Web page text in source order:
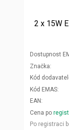
2 x 15W
Dostupnost
Značka
Kód
Kód EMAS
EAN
Cena po
Po registraci